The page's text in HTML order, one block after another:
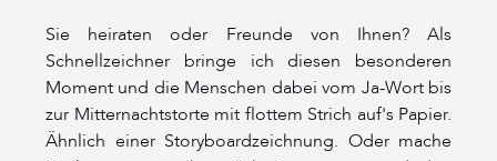
Sie heiraten oder Freunde von Ihnen? Als
Schnellzeichner bringe ich diesen besonderen
Moment und die Menschen dabei vom Ja-Wort bis
zur Mitternachtstorte mit flottem Strich auf's Papier.
Ähnlich einer Storyboardzeichnung. Oder mache